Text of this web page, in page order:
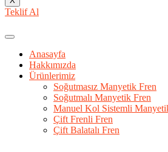
Teklif Al
Anasayfa
Hakkımızda
Ürünlerimiz
Soğutmasız Manyetik Fren
Soğutmalı Manyetik Fren
Manuel Kol Sistemli
Çift Frenli Fren
Çift Balatalı Fren